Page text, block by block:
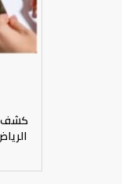
كشف